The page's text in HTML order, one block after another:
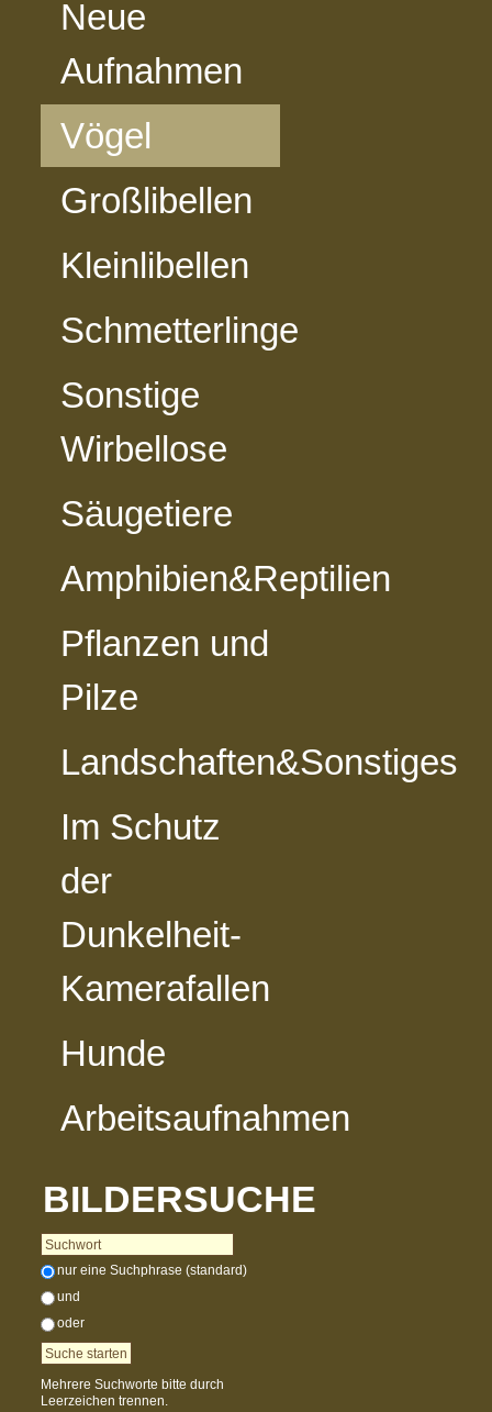
vorheriges Foto
Neue
Aufnahmen
Vögel
Großlibellen
Kleinlibellen
Schmetterlinge
Sonstige
Wirbellose
Säugetiere
Amphibien&Reptilien
Pflanzen und
Pilze
Landschaften&Sonstiges
Im Schutz
der
Dunkelheit-
Kamerafallen
Hunde
Arbeitsaufnahmen
BILDERSUCHE
nur eine Suchphrase (standard)
und
oder
Mehrere Suchworte bitte durch
Leerzeichen trennen.